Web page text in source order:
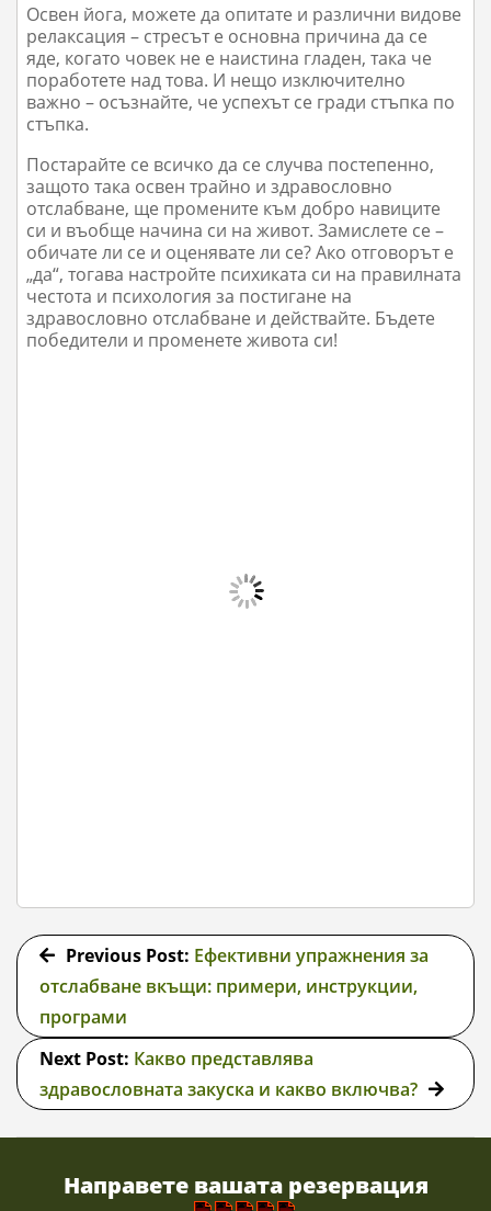
Освен йога, можете да опитате и различни видове
релаксация – стресът е основна причина да се
яде, когато човек не е наистина гладен, така че
поработете над това. И нещо изключително
важно – осъзнайте, че успехът се гради стъпка по
стъпка.
Постарайте се всичко да се случва постепенно,
защото така освен трайно и здравословно
отслабване, ще промените към добро навиците
си и въобще начина си на живот. Замислете се –
обичате ли се и оценявате ли се? Ако отговорът е
„да“, тогава настройте психиката си на правилната
честота и психология за постигане на
здравословно отслабване и действайте. Бъдете
победители и променете живота си!
10-
Previous Post: Ефективни упражнения за
отслабване вкъщи: примери, инструкции,
програми
Next Post: Какво представлява
здравословната закуска и какво включва?
Направете вашата резервация